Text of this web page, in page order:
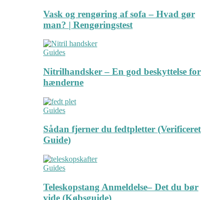
Vask og rengøring af sofa – Hvad gør
man? | Rengøringstest
Guides
Nitrilhandsker – En god beskyttelse for
hænderne
Guides
Sådan fjerner du fedtpletter (Verificeret
Guide)
Guides
Teleskopstang Anmeldelse– Det du bør
vide (Købsguide)